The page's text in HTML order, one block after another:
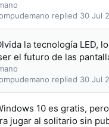
30 Jul
la tecnología LED,
el futuro de las
30 Jul
10 es gratis,
jugar al solitario sin